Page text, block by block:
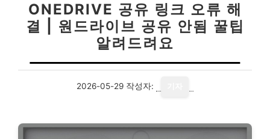
ONEDRIVE 공유 링크 오류 해
결 | 원드라이브 공유 안됨 꿀팁
알려드려요
2026-05-29 작성자: